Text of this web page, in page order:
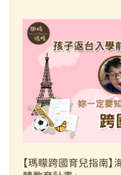
【瑪矇跨國育兒指南